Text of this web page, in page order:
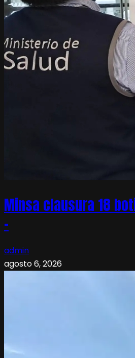
Minsa clausura 18
–
admin
agosto 6, 2026